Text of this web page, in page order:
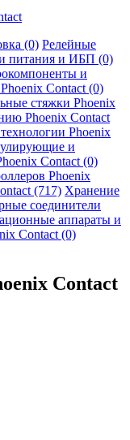
(0) Релейные
питания и ИБП (0)
и
Contact (0)
стяжки Phoenix
Phoenix Contact
Phoenix
и
Contact (0)
Phoenix
(717) Хранение
соединители
аппараты и
Contact (0)
Contact